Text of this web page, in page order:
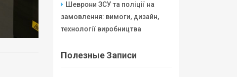
Шеврони ЗСУ та поліції на
замовлення: вимоги, дизайн,
технології виробництва
Полезные Записи